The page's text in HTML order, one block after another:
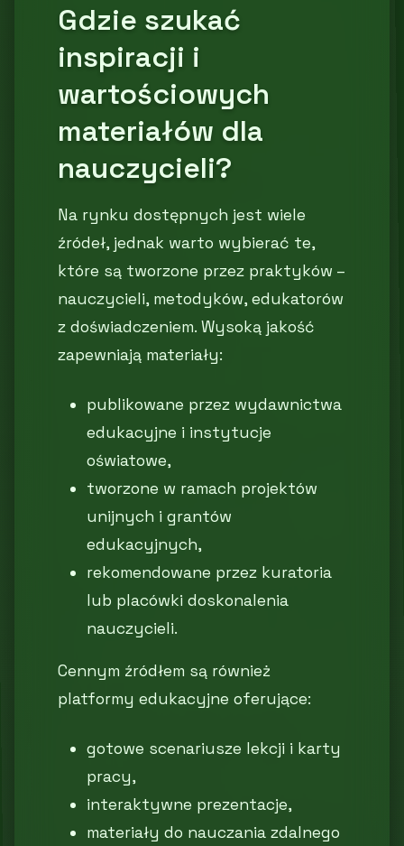
Gdzie szukać
inspiracji i
wartościowych
materiałów dla
nauczycieli?
Na rynku dostępnych jest wiele
źródeł, jednak warto wybierać te,
które są tworzone przez praktyków –
nauczycieli, metodyków, edukatorów
z doświadczeniem. Wysoką jakość
zapewniają materiały:
publikowane przez wydawnictwa
edukacyjne i instytucje
oświatowe,
tworzone w ramach projektów
unijnych i grantów
edukacyjnych,
rekomendowane przez kuratoria
lub placówki doskonalenia
nauczycieli.
Cennym źródłem są również
platformy edukacyjne oferujące:
gotowe scenariusze lekcji i karty
pracy,
interaktywne prezentacje,
materiały do nauczania zdalnego